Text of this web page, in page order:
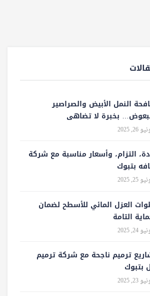
النمل الأبيض والصراصير
بخبرة لا تضاهى
26, 2025
التزام، وأسعار مناسبة مع شركة
بتبوك
25, 2025
العزل المائي للأسطح لضمان
التامة
24, 2025
ترميم ناجحة مع شركة ترميم
بتبوك
23, 2025